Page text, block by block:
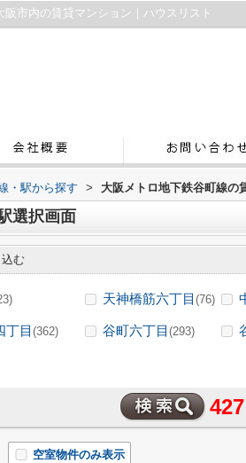
市内の賃貸マンション｜ハウスリスト
・駅から探す > 大阪メトロ地下鉄谷町線の
選択画面
む
天神橋筋六丁目 (76)
丁目 (362) 谷町六丁目 (293)
427
空室物件のみ表示